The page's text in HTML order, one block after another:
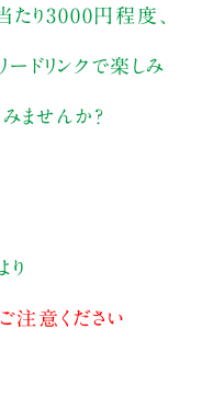
り3000円程度、
ードリンクで楽しみ
ませんか？
り
注意ください